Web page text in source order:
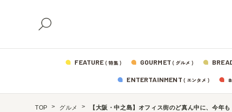
FEATURE ( 特集 ) GOURMET ( グルメ )
ENTERTAINMENT ( エンタメ )
TOP グルメ 【大阪・中之島】オフィス街のど真ん中に、今年